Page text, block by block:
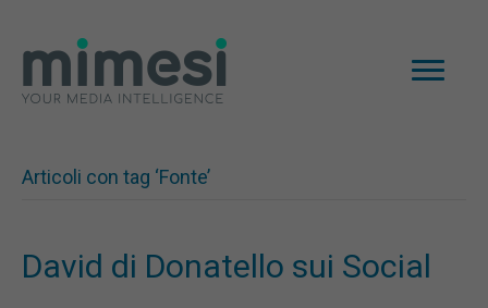
Articoli con tag ‘Fonte’
David di Donatello sui Social